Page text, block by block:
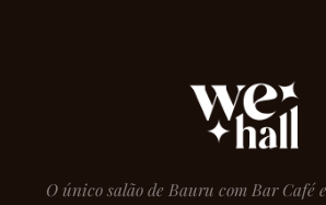
O único salão de Bauru com Bar Café